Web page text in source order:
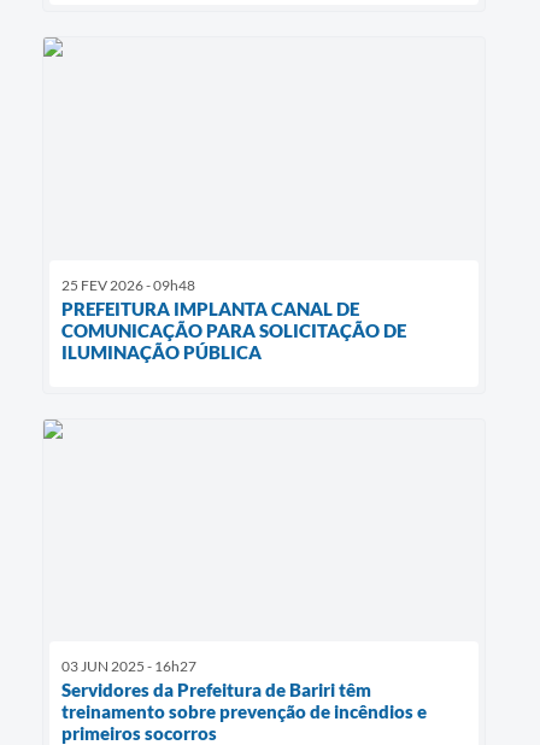
25 FEV 2026 - 09h48
PREFEITURA IMPLANTA CANAL DE
COMUNICAÇÃO PARA SOLICITAÇÃO DE
ILUMINAÇÃO PÚBLICA
03 JUN 2025 - 16h27
Servidores da Prefeitura de Bariri têm
treinamento sobre prevenção de incêndios e
primeiros socorros